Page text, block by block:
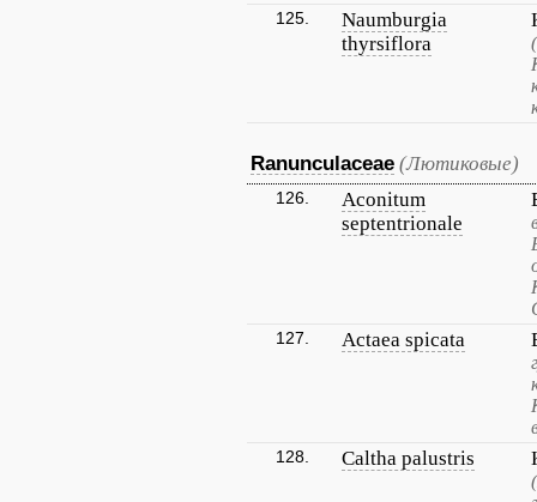
125.
Naumburgia
thyrsiflora
Ranunculaceae (Лютиковые)
126.
Aconitum
septentrionale
127. Actaea spicata
128. Caltha palustris